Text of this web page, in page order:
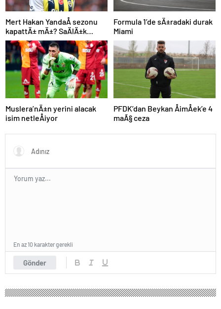
Mert Hakan YandaÅ sezonu
kapattÄ± mÄ±? SaÄlÄ±k
durumu hakkÄ±nda
aÃ§Ä±klama
Formula 1’de sÄ±radaki durak
Miami
Muslera’nÄ±n yerini alacak
isim netleÅiyor
PFDK’dan Beykan ÅimÅek’e 4
maÃ§ ceza
Gönder
En az 10 karakter gerekli